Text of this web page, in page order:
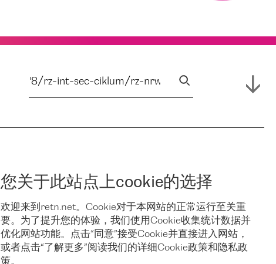
您关于此站点上cookie的选择
欢迎来到retn.net。Cookie对于本网站的正常运行至关重
要。为了提升您的体验，我们使用Cookie收集统计数据并
优化网站功能。点击“同意”接受Cookie并直接进入网站，
或者点击“了解更多”阅读我们的详细Cookie政策和隐私政
策。